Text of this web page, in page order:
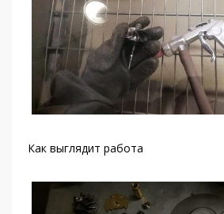
Как выглядит работа